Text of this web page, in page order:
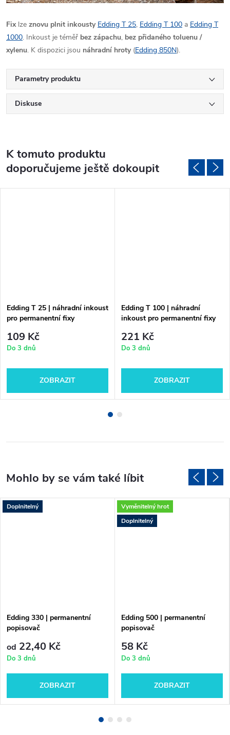
Fixlze znovu plnit inkousty Edding T 25, Edding T 100 a Edding T
1000. Inkoust je téměř bez zápachu, bez přidaného toluenu /
xylenu. K dispozici jsou náhradní hroty(Edding 850N).
Parametry produktu
Diskuse
K tomuto produktu
doporučujeme ještě dokoupit
Edding T 25 | náhradní inkoust
pro permanentní fixy
109 Kč
Do 3 dnů
ZOBRAZIT
Edding T 100 | náhradní
inkoust pro permanentní fixy
221 Kč
Do 3 dnů
ZOBRAZIT
Doplnitelný
Edding 330 | permanentní
popisovač
od 22,40 Kč
Do 3 dnů
ZOBRAZIT
Vyměnitelný hrot
Doplnitelný
Edding 500 | permanentní
popisovač
58 Kč
Do 3 dnů
ZOBRAZIT